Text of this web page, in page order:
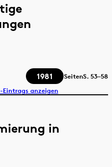
1981 SeitenS. 53–58
Eintrags anzeigen
in